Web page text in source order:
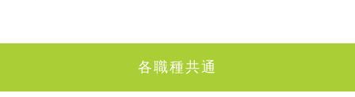
各職種共通